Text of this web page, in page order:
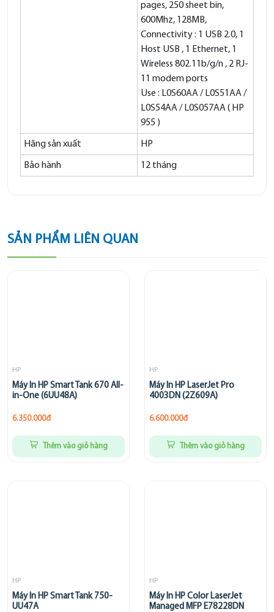
pages, 250 sheet bin,
600Mhz, 128MB,
Connectivity : 1 USB 2.0, 1
Host USB , 1 Ethernet, 1
Wireless 802.11b/g/n , 2 RJ-
11 modem ports
Use : L0S60AA / L0S51AA /
L0S54AA / L0S057AA ( HP
955 )
Hãng sản xuất HP
Bảo hành 12 tháng
SẢN PHẨM LIÊN QUAN
HP
Máy In HP Smart Tank 670 All-
in-One (6UU48A)
6.350.000đ
Thêm vào giỏ hàng
HP
Máy In HP LaserJet Pro
4003DN (2Z609A)
6.600.000đ
Thêm vào giỏ hàng
HP
Máy In HP Smart Tank 750-
UU47A
HP
Máy In HP Color LaserJet
Managed MFP E78228DN